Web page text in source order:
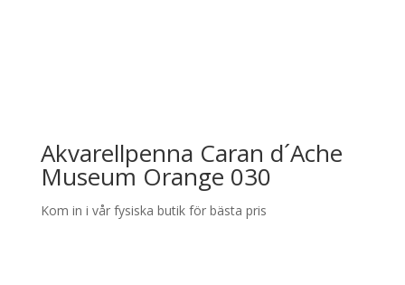
Akvarellpenna Caran d´Ache
Museum Orange 030
Kom in i vår fysiska butik för bästa pris